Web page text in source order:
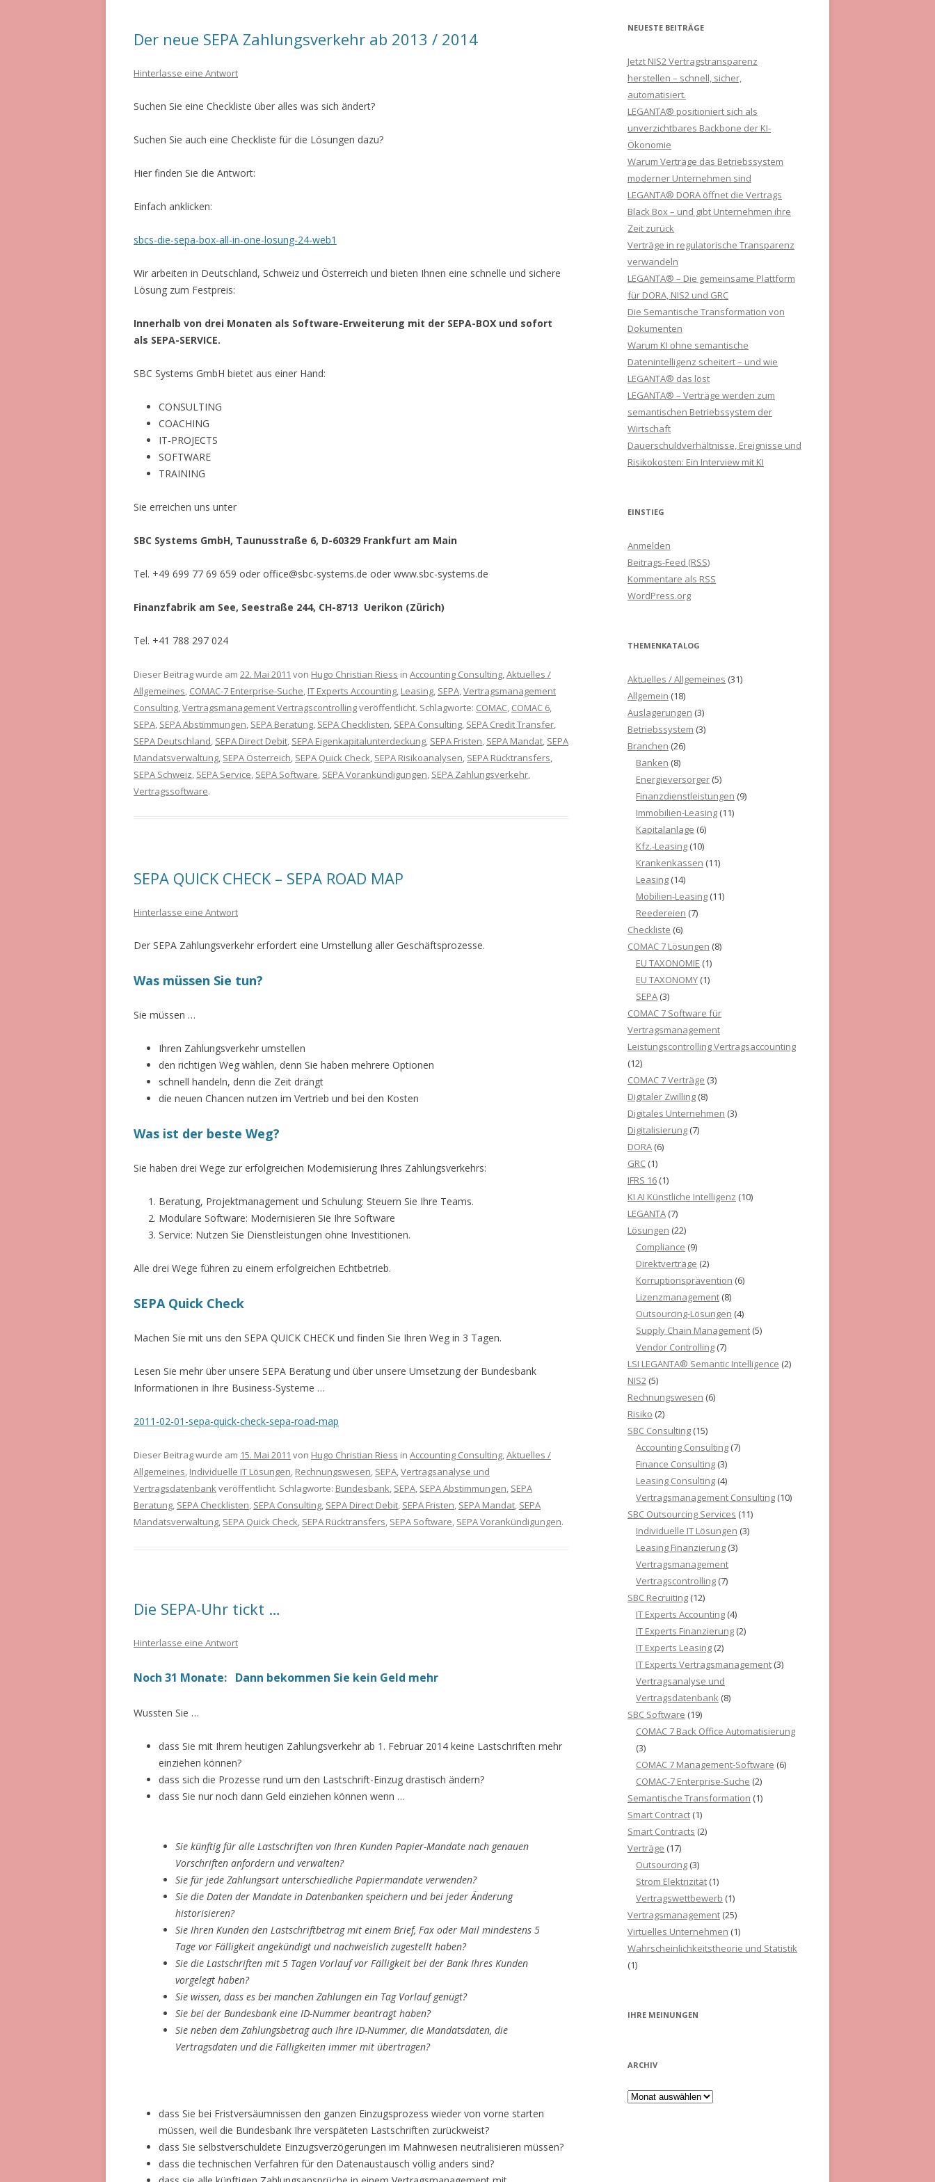
Der neue SEPA Zahlungsverkehr ab 2013 / 2014
Hinterlasse eine Antwort
Suchen Sie eine Checkliste über alles was sich ändert?
Suchen Sie auch eine Checkliste für die Lösungen dazu?
Hier finden Sie die Antwort:
Einfach anklicken:
sbcs-die-sepa-box-all-in-one-losung-24-web1
Wir arbeiten in Deutschland, Schweiz und Österreich und bieten Ihnen eine schnelle und sichere
Lösung zum Festpreis:
Innerhalb von drei Monaten als Software-Erweiterung mit der SEPA-BOX und sofort
als SEPA-SERVICE.
SBC Systems GmbH bietet aus einer Hand:
CONSULTING
COACHING
IT-PROJECTS
SOFTWARE
TRAINING
Sie erreichen uns unter
SBC Systems GmbH, Taunusstraße 6, D-60329 Frankfurt am Main
Tel. +49 699 77 69 659 oder office@sbc-systems.de oder www.sbc-systems.de
Finanzfabrik am See, Seestraße 244, CH-8713 Uerikon (Zürich)
Tel. +41 788 297 024
Dieser Beitrag wurde am 22. Mai 2011 von Hugo Christian Riess in Accounting Consulting,Aktuelles /
Allgemeines, COMAC-7 Enterprise-Suche, IT Experts Accounting, Leasing, SEPA,Vertragsmanagement
Consulting,Vertragsmanagement Vertragscontrollingveröffentlicht. Schlagworte: COMAC, COMAC 6,
SEPA, SEPA Abstimmungen, SEPA Beratung, SEPA Checklisten, SEPA Consulting, SEPA Credit Transfer,
SEPA Deutschland, SEPA Direct Debit, SEPA Eigenkapitalunterdeckung, SEPA Fristen, SEPA Mandat, SEPA
Mandatsverwaltung, SEPA Österreich, SEPA Quick Check, SEPA Risikoanalysen, SEPA Rücktransfers,
SEPA Schweiz, SEPA Service, SEPA Software, SEPA Vorankündigungen, SEPA Zahlungsverkehr,
Vertragssoftware.
SEPA QUICK CHECK – SEPA ROAD MAP
Hinterlasse eine Antwort
Der SEPA Zahlungsverkehr erfordert eine Umstellung aller Geschäftsprozesse.
Was müssen Sie tun?
Sie müssen …
Ihren Zahlungsverkehr umstellen
den richtigen Weg wählen, denn Sie haben mehrere Optionen
schnell handeln, denn die Zeit drängt
die neuen Chancen nutzen im Vertrieb und bei den Kosten
Was ist der beste Weg?
Sie haben drei Wege zur erfolgreichen Modernisierung Ihres Zahlungsverkehrs:
Beratung, Projektmanagement und Schulung: Steuern Sie Ihre Teams.
Modulare Software: Modernisieren Sie Ihre Software
Service: Nutzen Sie Dienstleistungen ohne Investitionen.
Alle drei Wege führen zu einem erfolgreichen Echtbetrieb.
SEPA Quick Check
Machen Sie mit uns den SEPA QUICK CHECK und finden Sie Ihren Weg in 3 Tagen.
Lesen Sie mehr über unsere SEPA Beratung und über unsere Umsetzung der Bundesbank
Informationen in Ihre Business-Systeme …
2011-02-01-sepa-quick-check-sepa-road-map
Dieser Beitrag wurde am 15. Mai 2011 von Hugo Christian Riess in Accounting Consulting,Aktuelles /
Allgemeines, Individuelle IT Lösungen, Rechnungswesen, SEPA,Vertragsanalyse und
Vertragsdatenbankveröffentlicht. Schlagworte: Bundesbank, SEPA, SEPA Abstimmungen, SEPA
Beratung, SEPA Checklisten, SEPA Consulting, SEPA Direct Debit, SEPA Fristen, SEPA Mandat, SEPA
Mandatsverwaltung, SEPA Quick Check, SEPA Rücktransfers, SEPA Software, SEPA Vorankündigungen.
Die SEPA-Uhr tickt …
Hinterlasse eine Antwort
Noch 31 Monate: Dann bekommen Sie kein Geld mehr
Wussten Sie …
dass Sie mit Ihrem heutigen Zahlungsverkehr ab 1. Februar 2014 keine Lastschriften mehr
einziehen können?
dass sich die Prozesse rund um den Lastschrift-Einzug drastisch ändern?
dass Sie nur noch dann Geld einziehen können wenn …
Sie künftig für alle Lastschriften von Ihren Kunden Papier-Mandate nach genauen
Vorschriften anfordern und verwalten?
Sie für jede Zahlungsart unterschiedliche Papiermandate verwenden?
Sie die Daten der Mandate in Datenbanken speichern und bei jeder Änderung
historisieren?
Sie Ihren Kunden den Lastschriftbetrag mit einem Brief, Fax oder Mail mindestens 5
Tage vor Fälligkeit angekündigt und nachweislich zugestellt haben?
Sie die Lastschriften mit 5 Tagen Vorlauf vor Fälligkeit bei der Bank Ihres Kunden
vorgelegt haben?
Sie wissen, dass es bei manchen Zahlungen ein Tag Vorlauf genügt?
Sie bei der Bundesbank eine ID-Nummer beantragt haben?
Sie neben dem Zahlungsbetrag auch Ihre ID-Nummer, die Mandatsdaten, die
Vertragsdaten und die Fälligkeiten immer mit übertragen?
dass Sie bei Fristversäumnissen den ganzen Einzugsprozess wieder von vorne starten
müssen, weil die Bundesbank Ihre verspäteten Lastschriften zurückweist?
dass Sie selbstverschuldete Einzugsverzögerungen im Mahnwesen neutralisieren müssen?
dass die technischen Verfahren für den Datenaustausch völlig anders sind?
NEUESTE BEITRÄGE
Jetzt NIS2 Vertragstransparenz
herstellen – schnell, sicher,
automatisiert.
LEGANTA® positioniert sich als
unverzichtbares Backbone der KI-
Ökonomie
Warum Verträge das Betriebssystem
moderner Unternehmen sind
LEGANTA® DORA öffnet die Vertrags
Black Box – und gibt Unternehmen ihre
Zeit zurück
Verträge in regulatorische Transparenz
verwandeln
LEGANTA® – Die gemeinsame Plattform
für DORA, NIS2 und GRC
Die Semantische Transformation von
Dokumenten
Warum KI ohne semantische
Datenintelligenz scheitert – und wie
LEGANTA® das löst
LEGANTA® – Verträge werden zum
semantischen Betriebssystem der
Wirtschaft
Dauerschuldverhältnisse, Ereignisse und
Risikokosten: Ein Interview mit KI
EINSTIEG
Anmelden
Beitrags-Feed (RSS)
Kommentare als RSS
WordPress.org
THEMENKATALOG
Aktuelles / Allgemeines (31)
Allgemein (18)
Auslagerungen (3)
Betriebssystem (3)
Branchen (26)
Banken (8)
Energieversorger (5)
Finanzdienstleistungen (9)
Immobilien-Leasing (11)
Kapitalanlage (6)
Kfz.-Leasing (10)
Krankenkassen (11)
Leasing (14)
Mobilien-Leasing (11)
Reedereien (7)
Checkliste (6)
COMAC 7 Lösungen (8)
EU TAXONOMIE (1)
EU TAXONOMY (1)
SEPA (3)
COMAC 7 Software für
Vertragsmanagement
Leistungscontrolling Vertragsaccounting
(12)
COMAC 7 Verträge (3)
Digitaler Zwilling (8)
Digitales Unternehmen (3)
Digitalisierung (7)
DORA (6)
GRC (1)
IFRS 16 (1)
KI AI Künstliche Intelligenz (10)
LEGANTA (7)
Lösungen (22)
Compliance (9)
Direktverträge (2)
Korruptionsprävention (6)
Lizenzmanagement (8)
Outsourcing-Lösungen (4)
Supply Chain Management (5)
Vendor Controlling (7)
LSI LEGANTA® Semantic Intelligence (2)
NIS2 (5)
Rechnungswesen (6)
Risiko (2)
SBC Consulting (15)
Accounting Consulting (7)
Finance Consulting (3)
Leasing Consulting (4)
Vertragsmanagement Consulting (10)
SBC Outsourcing Services (11)
Individuelle IT Lösungen (3)
Leasing Finanzierung (3)
Vertragsmanagement
Vertragscontrolling (7)
SBC Recruiting (12)
IT Experts Accounting (4)
IT Experts Finanzierung (2)
IT Experts Leasing (2)
IT Experts Vertragsmanagement (3)
Vertragsanalyse und
Vertragsdatenbank (8)
SBC Software (19)
COMAC 7 Back Office Automatisierung
(3)
COMAC 7 Management-Software (6)
COMAC-7 Enterprise-Suche (2)
Semantische Transformation (1)
Smart Contract (1)
Smart Contracts (2)
Verträge (17)
Outsourcing (3)
Strom Elektrizität (1)
Vertragswettbewerb (1)
Vertragsmanagement (25)
Virtuelles Unternehmen (1)
Wahrscheinlichkeitstheorie und Statistik
(1)
IHRE MEINUNGEN
ARCHIV
Archiv